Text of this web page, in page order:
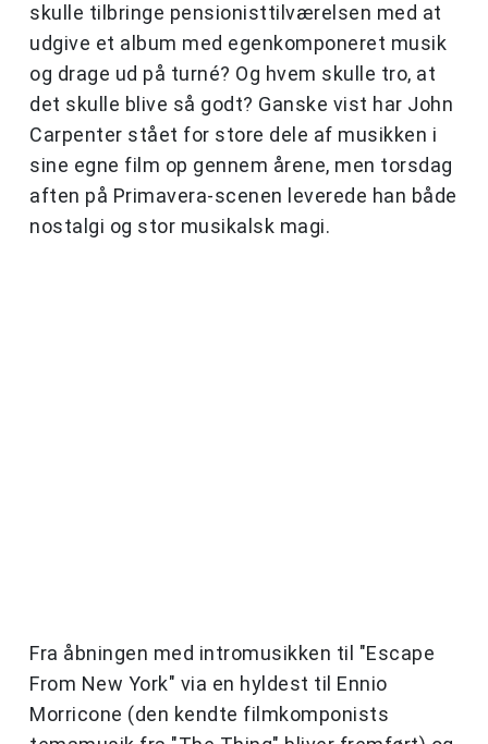
skulle tilbringe pensionisttilværelsen med at
udgive et album med egenkomponeret musik
og drage ud på turné? Og hvem skulle tro, at
det skulle blive så godt? Ganske vist har John
Carpenter stået for store dele af musikken i
sine egne film op gennem årene, men torsdag
aften på Primavera-scenen leverede han både
nostalgi og stor musikalsk magi.
Fra åbningen med intromusikken til "Escape
From New York" via en hyldest til Ennio
Morricone (den kendte filmkomponists